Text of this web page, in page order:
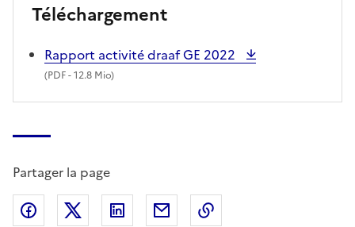
Téléchargement
Rapport activité draaf GE 2022
(PDF- 12.8 Mio)
Partager la page
Partager sur Facebook
Partager sur X (anciennement Twitter)
Partager sur LinkedIn
Partager par email